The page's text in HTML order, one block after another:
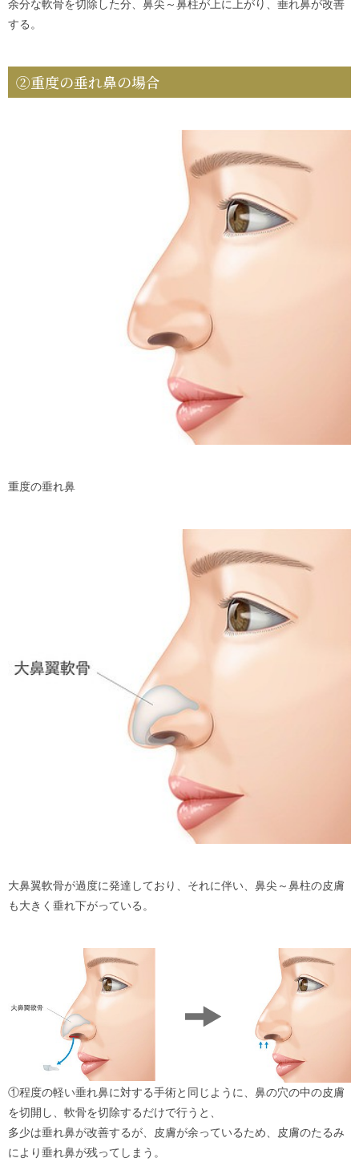
余分な軟骨を切除した分、鼻尖～鼻柱が上に上がり、垂れ鼻が改善
する。
②重度の垂れ鼻の場合
重度の垂れ鼻
大鼻翼軟骨が過度に発達しており、それに伴い、鼻尖～鼻柱の皮膚
も大きく垂れ下がっている。
①程度の軽い垂れ鼻に対する手術と同じように、鼻の穴の中の皮膚
を切開し、軟骨を切除するだけで行うと、
多少は垂れ鼻が改善するが、皮膚が余っているため、皮膚のたるみ
により垂れ鼻が残ってしまう。